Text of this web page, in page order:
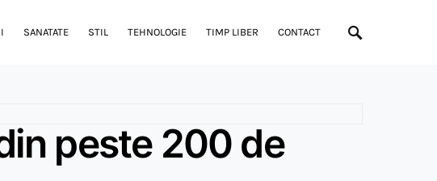
SANATATE STIL TEHNOLOGIE TIMP LIBER CONTACT
peste 200 de